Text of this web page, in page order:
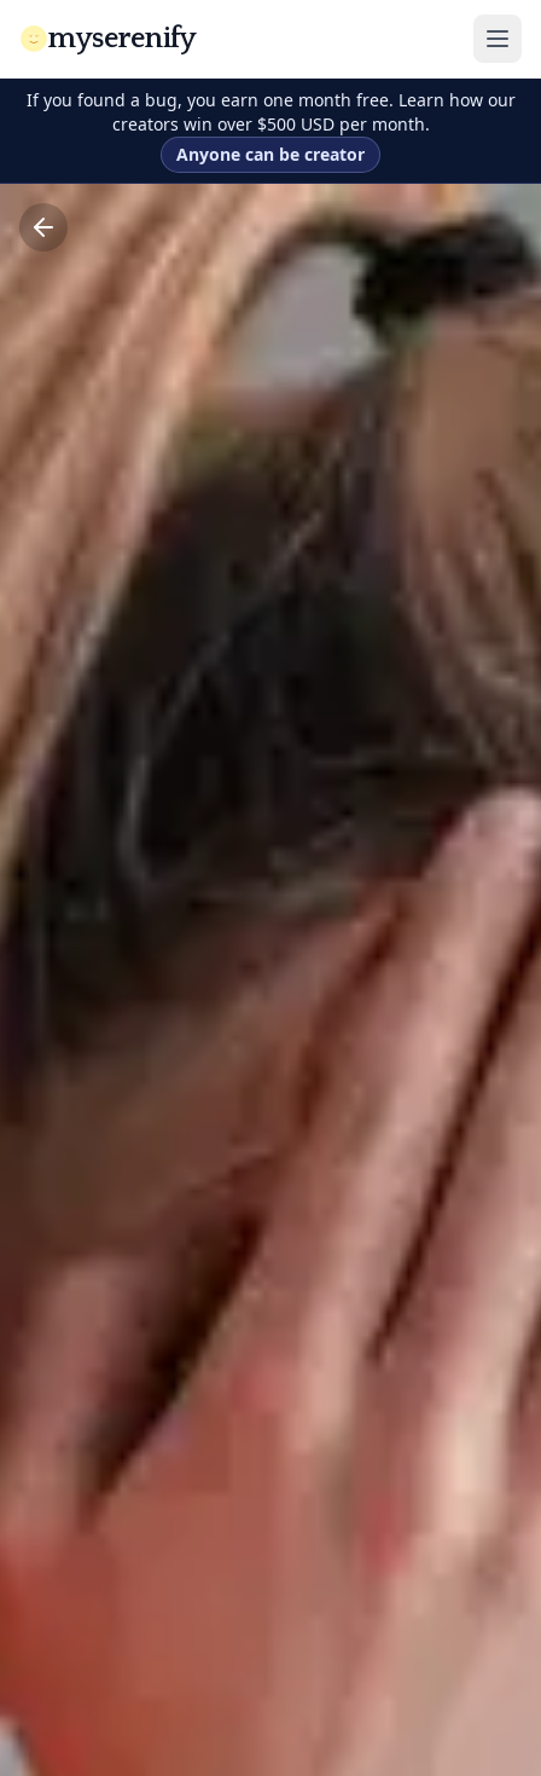
myserenify
If you found a bug, you earn one month free. Learn how our
creators win over $500 USD per month.
Anyone can be creator